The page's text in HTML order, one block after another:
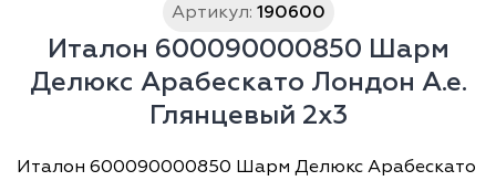
Артикул: 190600
Италон 600090000850 Шарм
Делюкс Арабескато Лондон А.е.
Глянцевый 2х3
Италон 600090000850 Шарм Делюкс Арабескато